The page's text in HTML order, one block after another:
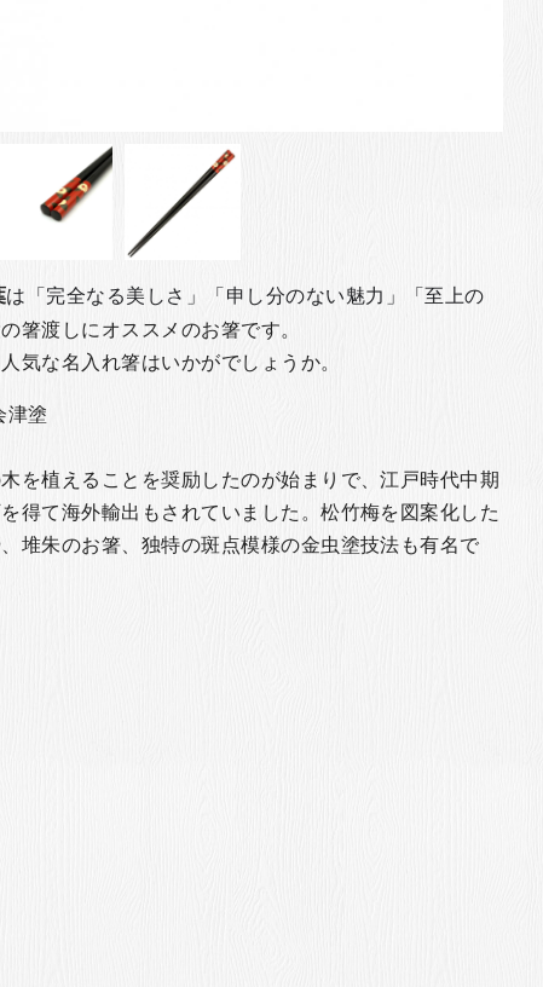
は「完全なる美しさ」「申し分のない魅力」「至上の
箸渡しにオススメのお箸です。
気な名入れ箸はいかがでしょうか。
津塗
を植えることを奨励したのが始まりで、江戸時代中期
得て海外輸出もされていました。松竹梅を図案化した
堆朱のお箸、独特の斑点模様の金虫塗技法も有名で